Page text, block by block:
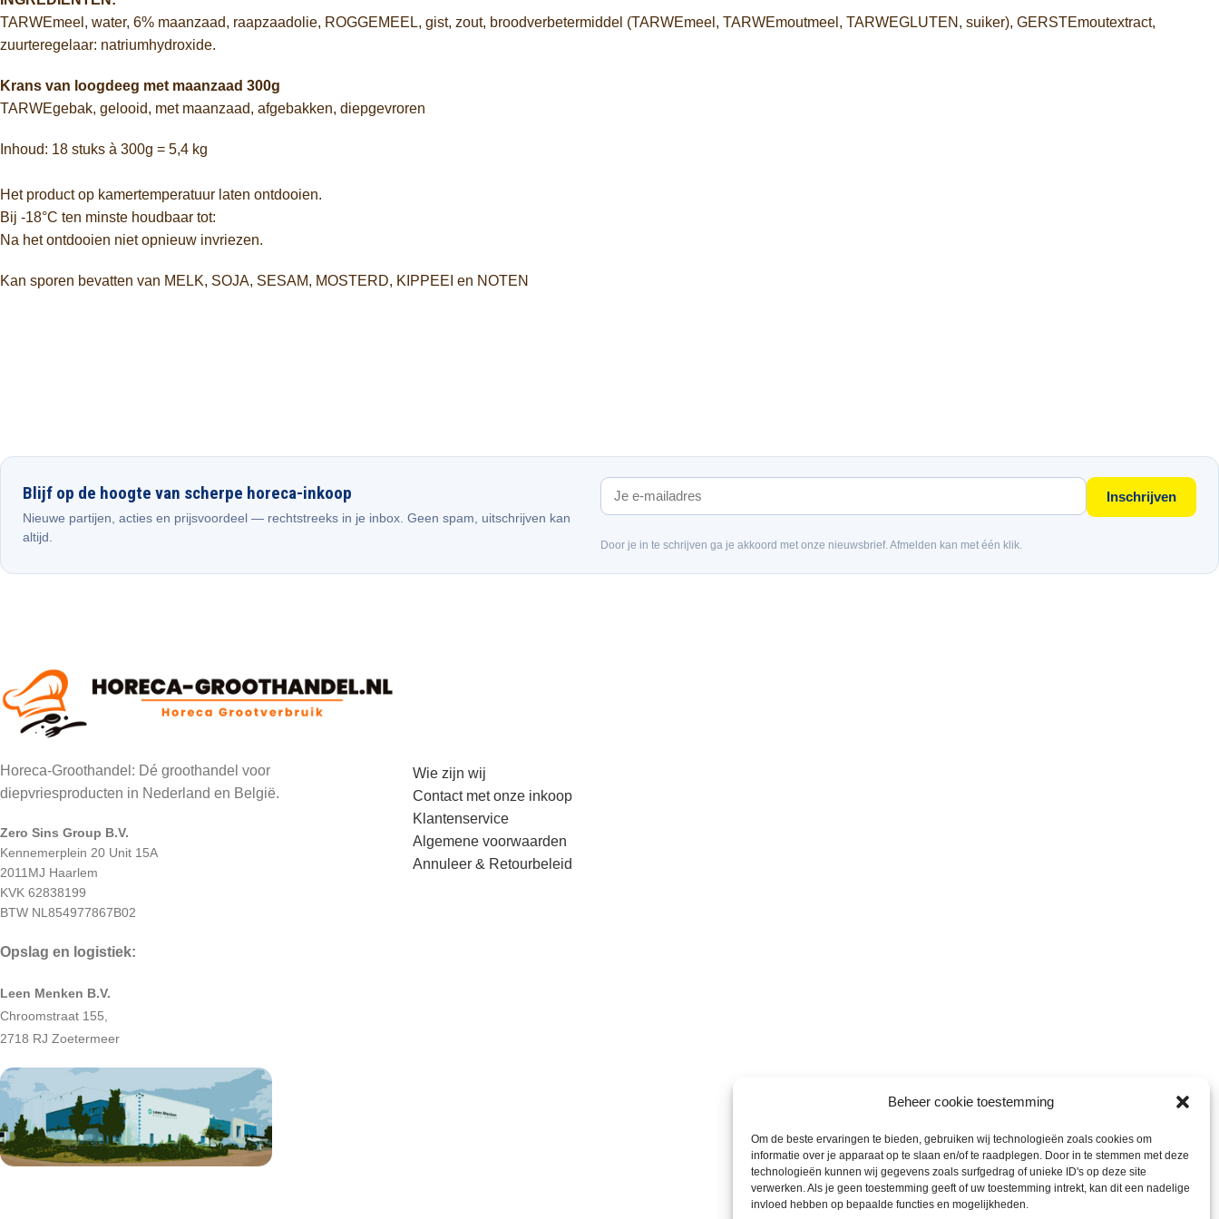
Beheer cookie toestemming
Om de beste ervaringen te bieden, gebruiken wij technologieën zoals cookies om
informatie over je apparaat op te slaan en/of te raadplegen. Door in te stemmen met deze
technologieën kunnen wij gegevens zoals surfgedrag of unieke ID's op deze site
verwerken. Als je geen toestemming geeft of uw toestemming intrekt, kan dit een nadelige
invloed hebben op bepaalde functies en mogelijkheden.
TARWEmeel, water, 6% maanzaad, raapzaadolie, ROGGEMEEL, gist, zout, broodverbetermiddel (TARWEmeel, TARWEmoutmeel, TARWEGLUTEN, suiker), GERSTEmoutextract,
zuurteregelaar: natriumhydroxide.
Krans van loogdeeg met maanzaad 300g
TARWEgebak, gelooid, met maanzaad, afgebakken, diepgevroren
Inhoud: 18 stuks à 300g = 5,4 kg
Het product op kamertemperatuur laten ontdooien.
Bij -18°C ten minste houdbaar tot:
Na het ontdooien niet opnieuw invriezen.
Kan sporen bevatten van MELK, SOJA, SESAM, MOSTERD, KIPPEEI en NOTEN
Blijf op de hoogte van scherpe horeca-inkoop
Nieuwe partijen, acties en prijsvoordeel — rechtstreeks in je inbox. Geen spam, uitschrijven kan
altijd.
Inschrijven
Door je in te schrijven ga je akkoord met onze nieuwsbrief. Afmelden kan met één klik.
Horeca-Groothandel: Dé groothandel voor
diepvriesproducten in Nederland en België.
Zero Sins Group B.V.
Kennemerplein 20 Unit 15A
2011MJ Haarlem
KVK 62838199
BTW NL854977867B02
Opslag en logistiek:
Leen Menken B.V.
Chroomstraat 155,
2718 RJ Zoetermeer
Wie zijn wij
Contact met onze inkoop
Klantenservice
Algemene voorwaarden
Annuleer & Retourbeleid